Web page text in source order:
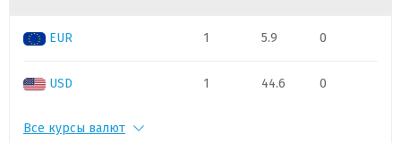
EUR 1 5.9 0
USD 1 44.6 0
PLN
Все курсы валют